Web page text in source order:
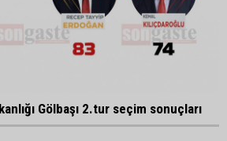
Gölbaşı 2.tur seçim sonuçları